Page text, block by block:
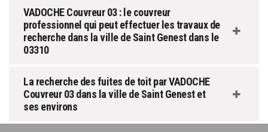
VADOCHE Couvreur 03 : le couvreur
professionnel qui peut effectuer les travaux de
recherche dans la ville de Saint Genest dans le
03310
La recherche des fuites de toit par VADOCHE
Couvreur 03 dans la ville de Saint Genest et
ses environs